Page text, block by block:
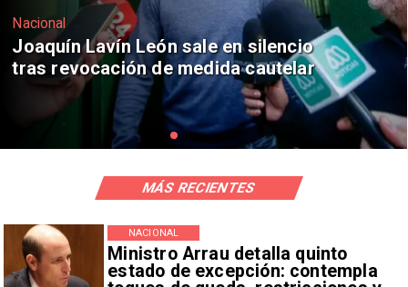
Nacional
Chile y Venezuela formalizan reinicio
de relaciones consulares
Ministro Arrau detalla quinto
estado de excepción: contempla
NACIONAL
MÁS RECIENTES